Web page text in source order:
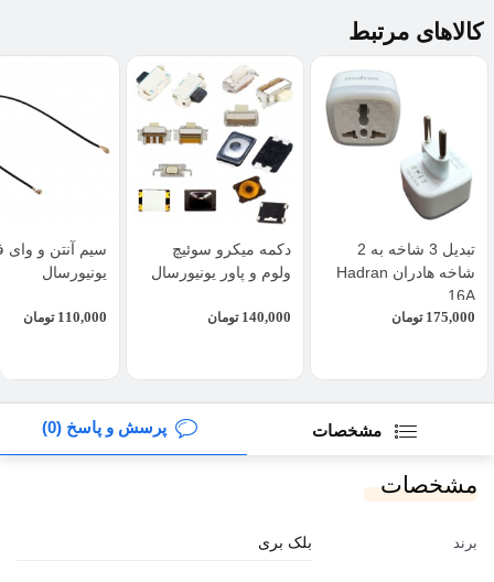
کالاهای مرتبط
تبدیل 3 شاخه به 2
شاخه هادران Hadran
16A
175,000 تومان
دکمه میکرو سوئیچ
ولوم و پاور یونیورسال
140,000 تومان
سیم آنتن و وای
یونیورسال
110,000 تومان
مشخصات پرسش و پاسخ (0)
مشخصات
برند بلک بری